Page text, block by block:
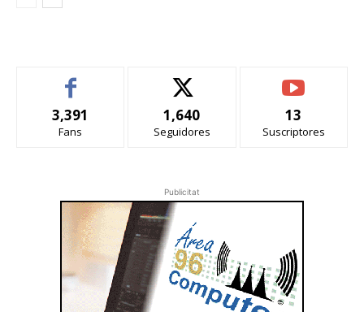
3,391
Fans
1,640
Seguidores
13
Suscriptores
Publicitat